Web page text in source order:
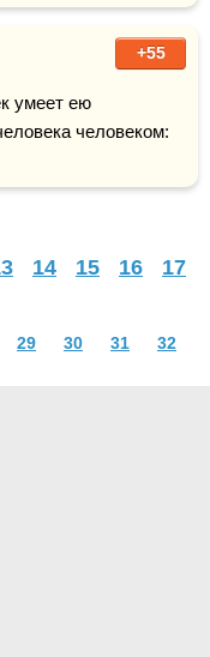
+55
умеет ею
человеком:
14 15 16
17
29 30 31
32